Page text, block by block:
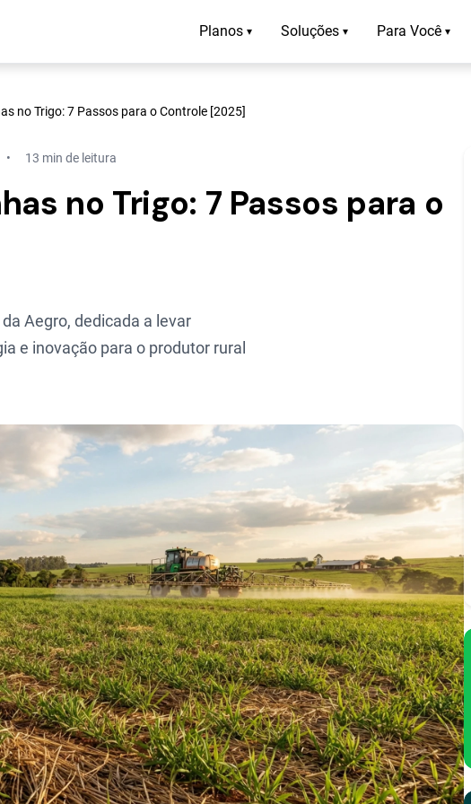
Planos ▾ Soluções ▾ Para Você ▾
no Trigo: 7 Passos para o Controle [2025]
13 min de leitura
no Trigo: 7 Passos para o
Aegro, dedicada a levar
e inovação para o produtor rural